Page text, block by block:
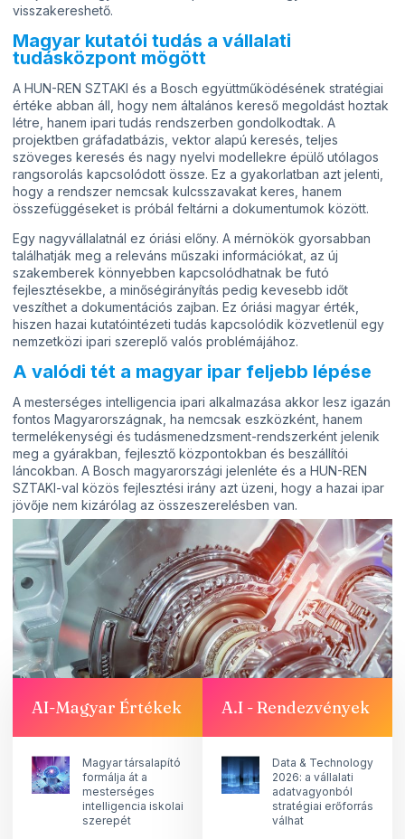
visszakereshető.
Magyar kutatói tudás a vállalati
tudásközpont mögött
A HUN-REN SZTAKI és a Bosch együttműködésének stratégiai
értéke abban áll, hogy nem általános kereső megoldást hoztak
létre, hanem ipari tudás rendszerben gondolkodtak. A
projektben gráfadatbázis, vektor alapú keresés, teljes
szöveges keresés és nagy nyelvi modellekre épülő utólagos
rangsorolás kapcsolódott össze. Ez a gyakorlatban azt jelenti,
hogy a rendszer nemcsak kulcsszavakat keres, hanem
összefüggéseket is próbál feltárni a dokumentumok között.
Egy nagyvállalatnál ez óriási előny. A mérnökök gyorsabban
találhatják meg a releváns műszaki információkat, az új
szakemberek könnyebben kapcsolódhatnak be futó
fejlesztésekbe, a minőségirányítás pedig kevesebb időt
veszíthet a dokumentációs zajban. Ez óriási magyar érték,
hiszen hazai kutatóintézeti tudás kapcsolódik közvetlenül egy
nemzetközi ipari szereplő valós problémájához.
A valódi tét a magyar ipar feljebb lépése
A mesterséges intelligencia ipari alkalmazása akkor lesz igazán
fontos Magyarországnak, ha nemcsak eszközként, hanem
termelékenységi és tudásmenedzsment-rendszerként jelenik
meg a gyárakban, fejlesztő központokban és beszállítói
láncokban. A Bosch magyarországi jelenléte és a HUN-REN
SZTAKI-val közös fejlesztési irány azt üzeni, hogy a hazai ipar
jövője nem kizárólag az összeszerelésben van.
A nagyobb érték ott keletkezik, ahol a mérnöki tapasztalat, a
szoftveres gondolkodás, az érzékeléstechnika, az
automatizálás és a mesterséges intelligencia együtt dolgozik.
Ez az a pálya, ahol Magyarország nemcsak követheti az ipari
átalakulást, hanem bizonyos területeken aktív alakítója is lehet.
Forrás: Bosch Media Service, HUN-REN SZTAKI
CS.SZ.
AI-Magyar Értékek
Magyar társalapító
formálja át a
mesterséges
intelligencia iskolai
szerepét
A.I - Rendezvények
Data & Technology
2026: a vállalati
adatvagyonból
stratégiai erőforrás
válhat